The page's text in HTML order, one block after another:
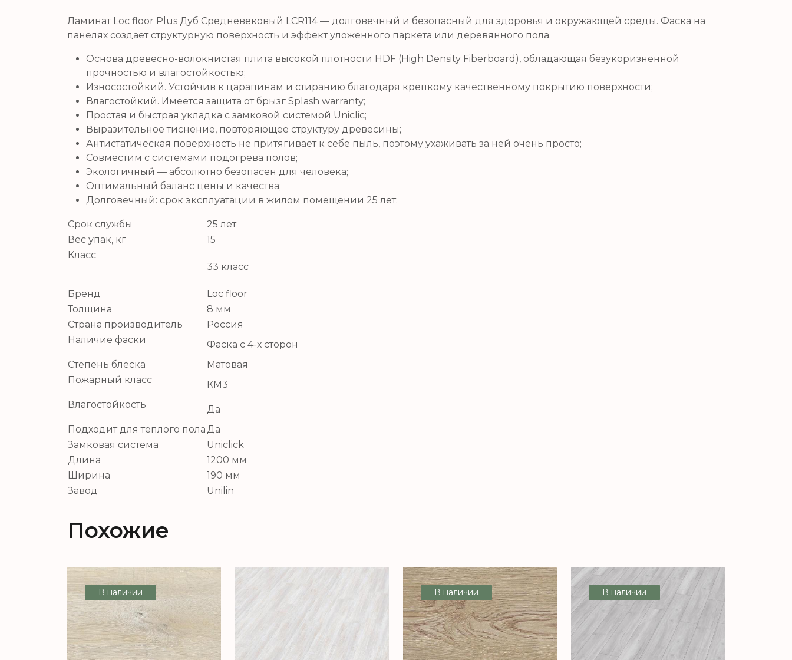
Ламинат Loc floor Plus Дуб Средневековый LCR114 — долговечный и безопасный для здоровья и окружающей среды. Фаска на
панелях создает структурную поверхность и эффект уложенного паркета или деревянного пола.
Основа древесно-волокнистая плита высокой плотности HDF (High Density Fiberboard), обладающая безукоризненной
прочностью и влагостойкостью;
Износостойкий. Устойчив к царапинам и стиранию благодаря крепкому качественному покрытию поверхности;
Влагостойкий. Имеется защита от брызг Splash warranty;
Простая и быстрая укладка с замковой системой Uniclic;
Выразительное тиснение, повторяющее структуру древесины;
Антистатическая поверхность не притягивает к себе пыль, поэтому ухаживать за ней очень просто;
Совместим с системами подогрева полов;
Экологичный — абсолютно безопасен для человека;
Оптимальный баланс цены и качества;
Долговечный: срок эксплуатации в жилом помещении 25 лет.
Срок службы
25 лет
Вес упак, кг
15
Класс
33 класс
Бренд
Loc floor
Толщина
8 мм
Страна производитель
Россия
Наличие фаски
Фаска с 4-х сторон
Степень блеска
Матовая
Пожарный класс
КМ3
Влагостойкость
Да
Подходит для теплого полаДа
Замковая система
Uniclick
Длина
1200 мм
Ширина
190 мм
Завод
Unilin
Похожие
В наличии В наличии В наличии